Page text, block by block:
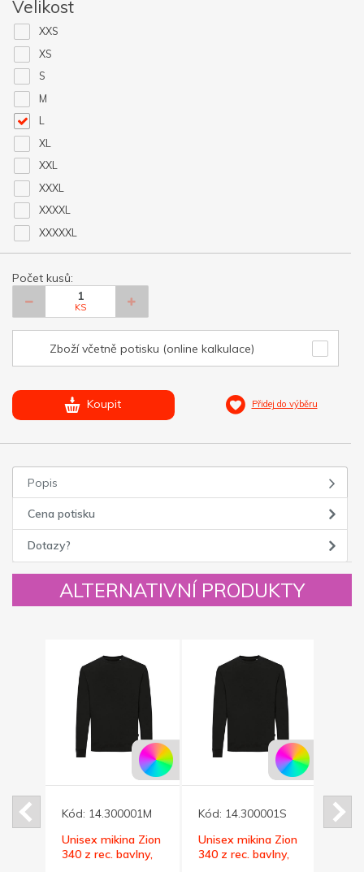
Velikost
XXS
XS
S
M
L
XL
XXL
XXXL
XXXXL
XXXXXL
Počet kusů:
KS
Zboží včetně potisku (online kalkulace)
Koupit Přidej do výběru
Popis
Cena potisku
Dotazy?
ALTERNATIVNÍ PRODUKTY
Kód: 14.300001M
Unisex mikina Zion
340 z rec. bavlny,
Kód: 14.300001S
Unisex mikina Zion
340 z rec. bavlny,
Kód: